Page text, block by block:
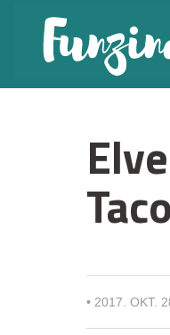
• 2017. OKT.